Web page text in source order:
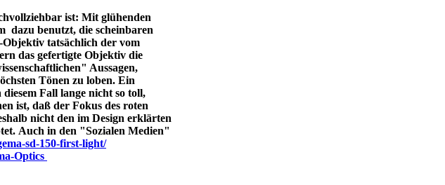
ist: Mit glühenden
dazu benutzt, die scheinbaren
Objektiv tatsächlich der vom
das gefertigte Objektiv die
Aussagen,
Tönen zu loben. Ein
Fall lange nicht so toll,
ist, daß der Fokus des roten
nicht den im Design erklärten
Auch in den "Sozialen Medien"
sd-150-first-light/
Optics